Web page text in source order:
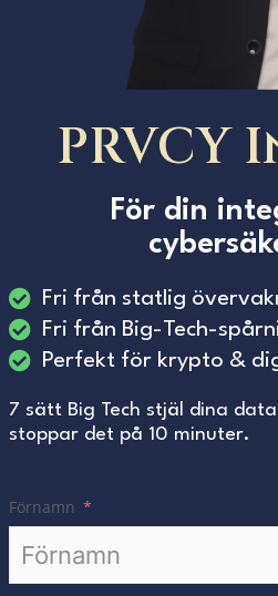
PRVCY
För din
Fri från statlig
Fri från Big-Tech-
Perfekt för krypto &
7 sätt Big Tech stjäl dina
stoppar det på 10 minuter.
Förnamn